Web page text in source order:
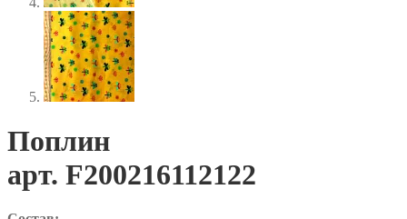
Поплин
арт. F200216112122